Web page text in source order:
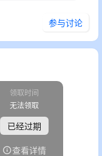
参与讨论
领取时间
无法领取
已经过期
查看详情